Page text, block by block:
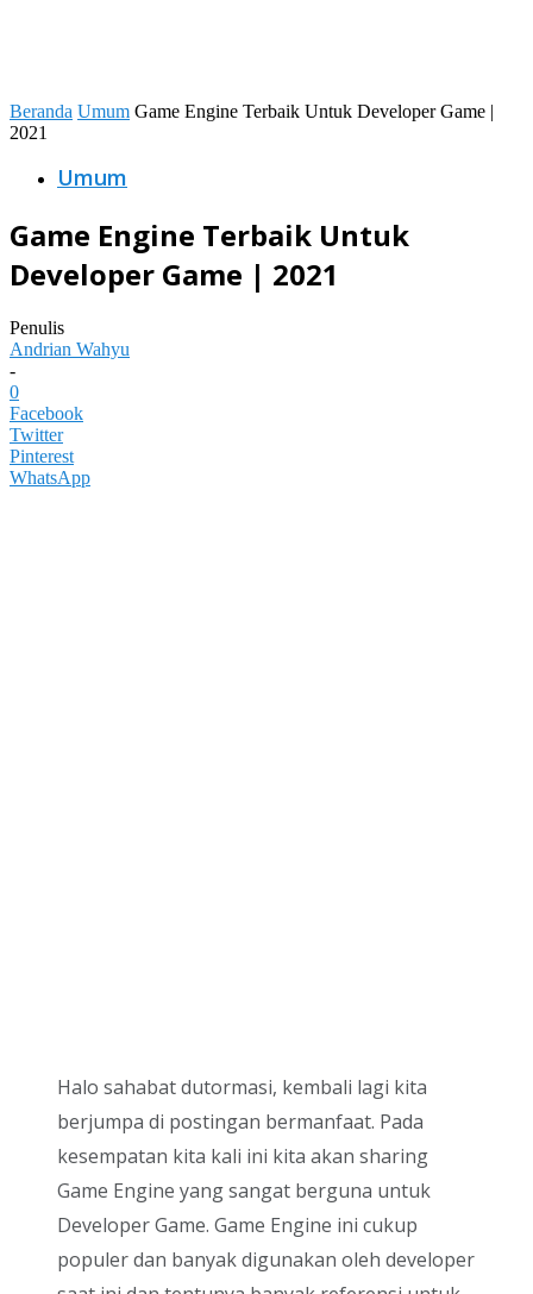
Beranda Umum Game Engine Terbaik Untuk Developer Game |
2021
Umum
Game Engine Terbaik Untuk
Developer Game | 2021
Penulis
Andrian Wahyu
-
0
Facebook
Twitter
Pinterest
WhatsApp
Halo sahabat dutormasi, kembali lagi kita
berjumpa di postingan bermanfaat. Pada
kesempatan kita kali ini kita akan sharing
Game Engine yang sangat berguna untuk
Developer Game. Game Engine ini cukup
populer dan banyak digunakan oleh developer